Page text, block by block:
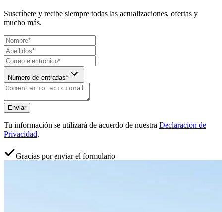
Suscríbete y recibe siempre todas las actualizaciones, ofertas y
mucho más.
Número de entradas*
Enviar
Tu información se utilizará de acuerdo de nuestra Declaración de
Privacidad.
Gracias por enviar el formulario